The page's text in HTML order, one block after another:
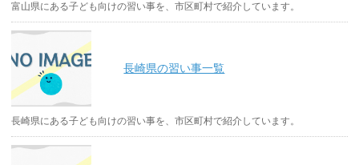
富山県にある子ども向けの習い事を、市区町村で紹介しています。
長崎県の習い事一覧
長崎県にある子ども向けの習い事を、市区町村で紹介しています。